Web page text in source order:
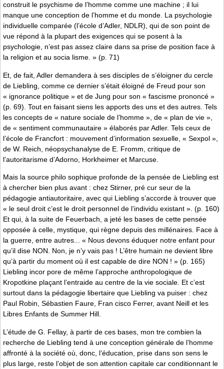
construit le psychisme de l’homme comme une machine ; il lui
manque une conception de l’homme et du monde. La psychologie
individuelle comparée (l’école d’Adler, NDLR), qui de son point de
vue répond à la plupart des exigences qui se posent à la
psychologie, n’est pas assez claire dans sa prise de position face à
la religion et au socia­ lisme. » (p. 71)
Et, de fait, Adler demandera à ses disciples de s’éloigner du cercle
de Liebling, comme ce dernier s’était éloigné de Freud pour son
« ignorance politique » et de Jung pour son « fascisme prononcé »
(p. 69). Tout en faisant siens les apports des uns et des autres. Tels
les concepts de « nature sociale de l’homme », de « plan de vie »,
de « sentiment communautaire » élaborés par Adler. Tels ceux de
l’école de Francfort : mouvement d’information sexuelle, « Sexpol »,
de W. Reich, néopsychanalyse de E. Fromm, critique de
l’autoritarisme d’Adorno, Horkheimer et Marcuse.
Mais la source philo­ sophique profonde de la pensée de Liebling est
à chercher bien plus avant : chez Stirner, pré­ cur­ seur de la
pédagogie antiautoritaire, avec qui Liebling s’accorde à trouver que
« le seul droit c’est le droit personnel de l’individu existant ». (p. 160)
Et qui, à la suite de Feuerbach, a jeté les bases de cette pensée
opposée à celle, mystique, qui règne depuis des millénaires. Face à
la guerre, entre autres... « Nous devons éduquer notre enfant pour
qu’il dise NON. Non, je n’y vais pas ! L’être humain ne devient libre
qu’à partir du moment où il est capable de dire NON ! » (p. 165)
Liebling incor­ pore de même l’approche anthropologique de
Kropotkine plaçant l’entraide au centre de la vie sociale. Et c’est
surtout dans la pédagogie libertaire que Liebling va puiser : chez
Paul Robin, Sébastien Faure, Fran­ cisco Ferrer, avant Neill et les
Libres Enfants de Summer Hill.
L’étude de G. Fellay, à partir de ces bases, mon­ tre combien la
recherche de Liebling tend à une conception générale de l’homme
affronté à la société où, donc, l’éducation, prise dans son sens le
plus large, reste l’objet de son attention capitale car conditionnant le